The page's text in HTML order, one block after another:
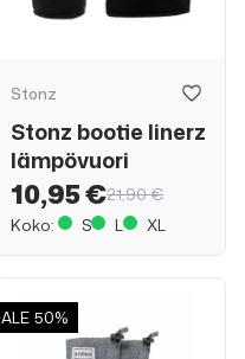
Stonz
Stonz bootie linerz
lämpövuori
10,95 €21,90 €
Koko:
S L XL
ALE 50%